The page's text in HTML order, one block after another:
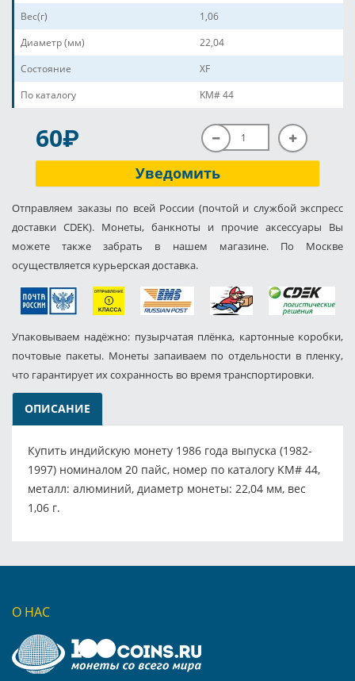
Вес(г)
1,06
Диаметр (мм)
22,04
Состояние
XF
По каталогу
KM# 44
60P
Уведомить
Отправляем заказы по всей России (почтой и службой экспресс
доставки CDEK). Монеты, банкноты и прочие аксессуары Вы
можете также забрать в нашем магазине. По Москве
осуществляется курьерская доставка.
Упаковываем надёжно: пузырчатая плёнка, картонные коробки,
почтовые пакеты. Монеты запаиваем по отдельности в пленку,
что гарантирует их сохранность во время транспортировки.
ОПИСАНИЕ
Купить индийскую монету 1986 года выпуска (1982-
1997) номиналом 20 пайс, номер по каталогу KM# 44,
металл: алюминий, диаметр монеты: 22,04 мм, вес
1,06 г.
О НАС